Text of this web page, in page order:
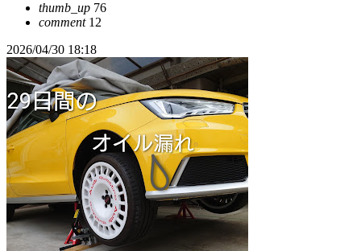
thumb_up 76
comment12
2026/04/30 18:18